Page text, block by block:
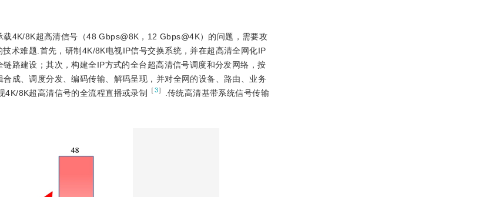
4K/8K超高清信号（48 Gbps@8K，12 Gbps@4K）的问题，需要攻
术难题.首先，研制4K/8K电视IP信号交换系统，并在超高清全网化IP
路建设；其次，构建全IP方式的全台超高清信号调度和分发网络，按
成、调度分发、编码传输、解码呈现，并对全网的设备、路由、业务
8K超高清信号的全流程直播或录制
［3］
.传统高清基带系统信号传输